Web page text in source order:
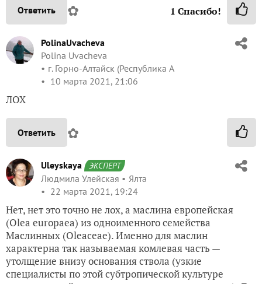
Ответить ✿ 1 Спасибо!
PolinaUvacheva
Polina Uvacheva
г. Горно-Алтайск (Республика А
10 марта 2021, 21:06
ЛОХ
Ответить ✿
Uleyskaya ЭКСПЕРТ
Людмила Улейская
Ялта
22 марта 2021, 19:24
Нет, нет это точно не лох, а маслина европейская
(Olea europaea) из одноименного семейства
Маслинных (Oleaceae). Именно для маслин
характерна так называемая комлевая часть —
утолщение внизу основания ствола (узкие
специалисты по этой субтропической культуре